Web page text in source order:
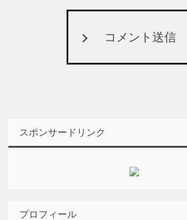
コメント送信
スポンサードリンク
プロフィール